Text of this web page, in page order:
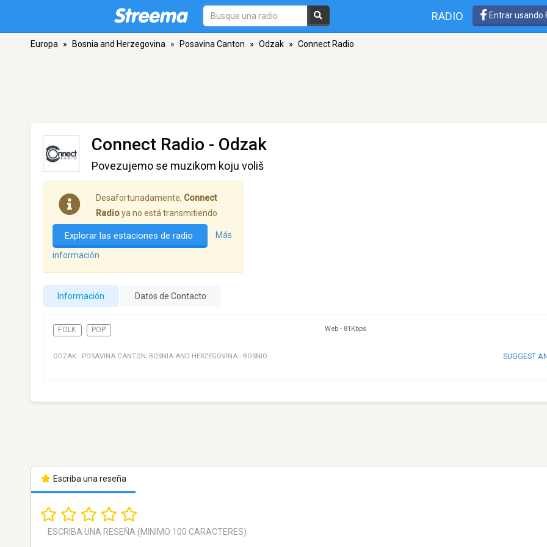
RADIO Entrar usando
Europa » Bosnia and Herzegovina » Posavina Canton » Odzak » Connect Radio
Connect Radio - Odzak
Povezujemo se muzikom koju voliš
Desafortunadamente, Connect
Radioya no está transmitiendo
Explorar las estaciones de radio Más
información
Información Datos de Contacto
FOLK POP Web - 81Kbps
ODZAK · POSAVINA CANTON , BOSNIA AND HERZEGOVINA · BOSNIO SUGGEST
Escriba una reseña